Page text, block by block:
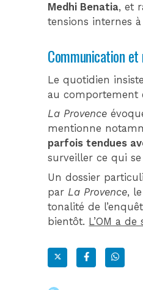
Medhi Benatia, et
tensions internes à
Communication
Le quotidien
au comportement
La Provence
mentionne
parfois tendues
surveiller ce qui
Un dossier
par La Provence,
tonalité de
bientôt. L’OM a